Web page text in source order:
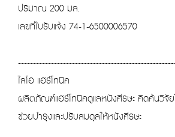
ปริมาณ 200 มล.
เลขที่ใบรับแจ้ง 74-1-6500006570
ไลโอ แฮร์โทนิค
ผลิตภัณฑ์แฮร์โทนิคดูแลหนังศีรษะ คิดค้นวิจัย
ช่วยบำรุงและปรับสมดุลให้หนังศีรษะ